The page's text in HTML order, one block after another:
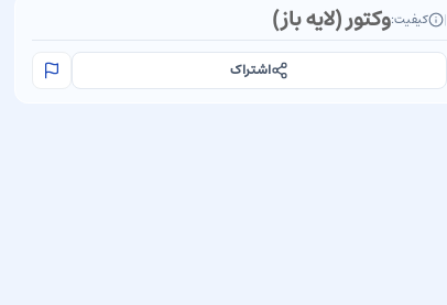
| کیفیت:وکتور (لایه باز)
اشتراک